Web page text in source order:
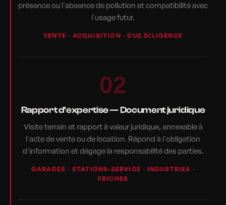
présence ou l'absence de pollution et compatibilité avec
l'usage futur.
VENTE · ACQUISITION · DUE DILIGENCE
02
Rapport d'expertise — Document juridique
Visite terrain et rapport à valeur juridique, annexable à
l'acte de vente ou de location. Répond à l'obligation
d'information et dégage la responsabilité des parties.
GARAGES · STATIONS-SERVICE · INDUSTRIES ·
FRICHES